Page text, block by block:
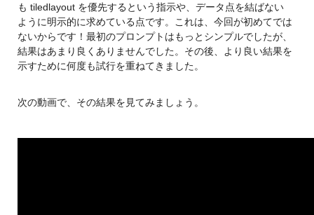
も tiledlayout を優先するという指示や、データ点を結ばない
ように明示的に求めている点です。これは、今回が初めてでは
ないからです！最初のプロンプトはもっとシンプルでしたが、
結果はあまり良くありませんでした。その後、より良い結果を
示すために何度も試行を重ねてきました。
次の動画で、その結果を見てみましょう。